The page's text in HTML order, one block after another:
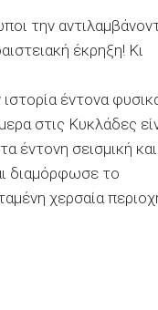
την
έκρηξη! Κι
έντονα
στις Κυκλάδες
έντονη σεισµική και
διαµόρφωσε το
χερσαία